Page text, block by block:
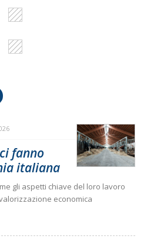
fanno
italiana
gli aspetti chiave del loro lavoro
economica